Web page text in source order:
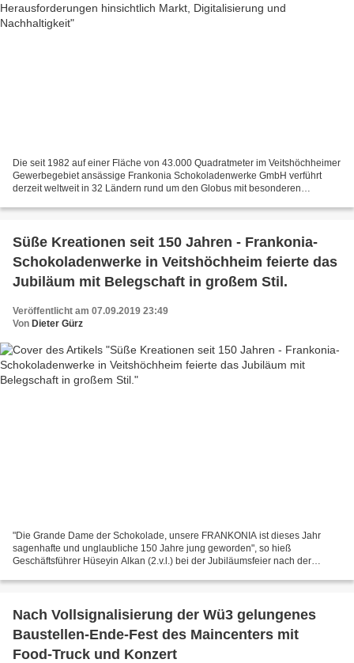
Die seit 1982 auf einer Fläche von 43.000 Quadratmeter im Veitshöchheimer
Gewerbegebiet ansässige Frankonia Schokoladenwerke GmbH verführt
derzeit weltweit in 32 Ländern rund um den Globus mit besonderen
Süße Kreationen seit 150 Jahren - Frankonia-
Schokoladenwerke in Veitshöchheim feierte das
Jubiläum mit Belegschaft in großem Stil.
Veröffentlicht am 07.09.2019 23:49
Von Dieter Gürz
"Die Grande Dame der Schokolade, unsere FRANKONIA ist dieses Jahr
sagenhafte und unglaubliche 150 Jahre jung geworden", so hieß
Geschäftsführer Hüseyin Alkan (2.v.l.) bei der Jubiläumsfeier nach der
Nach Vollsignalisierung der Wü3 gelungenes
Baustellen-Ende-Fest des Maincenters mit
Food-Truck und Konzert